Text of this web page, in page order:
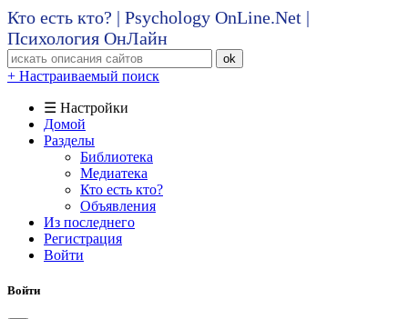
Кто есть кто? | Psychology OnLine.Net |
Психология ОнЛайн
ok
+ Настраиваемый поиск
☰ Настройки
Домой
Разделы
Библиотека
Медиатека
Кто есть кто?
Объявления
Из последнего
Регистрация
Войти
Войти